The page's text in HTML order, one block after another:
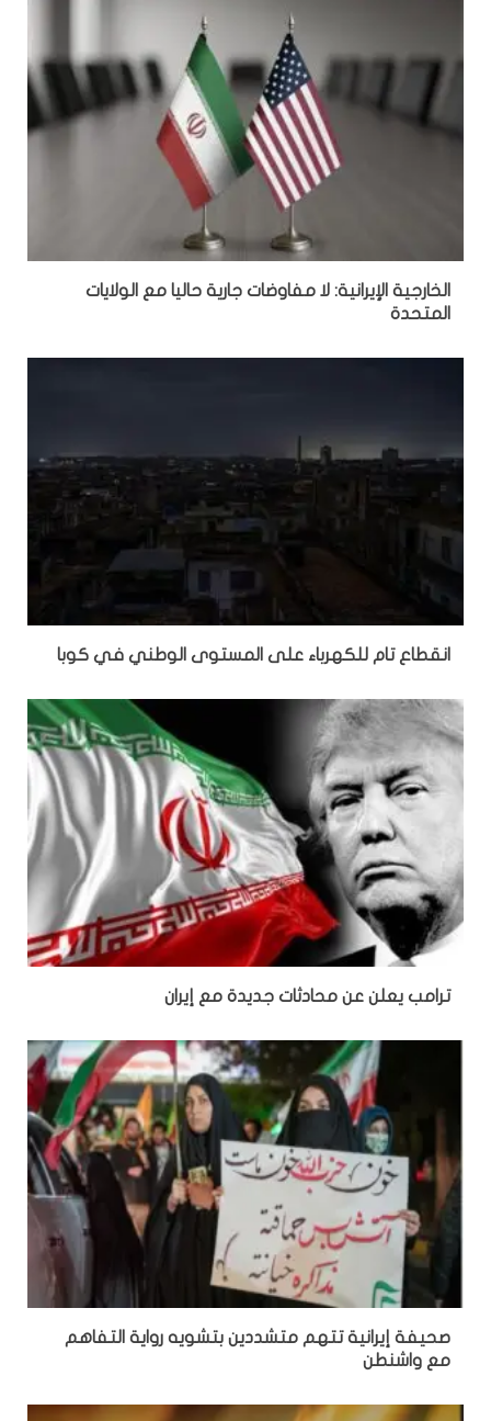
الخارجية الإيرانية: لا مفاوضات جارية حاليا مع الولايات
المتحدة
انقطاع تام للكهرباء على المستوى الوطني في كوبا
ترامب يعلن عن محادثات جديدة مع إيران
صحيفة إيرانية تتهم متشددين بتشويه رواية التفاهم
مع واشنطن